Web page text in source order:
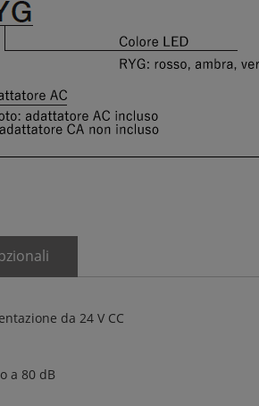
da 24 V CC
a 80 dB